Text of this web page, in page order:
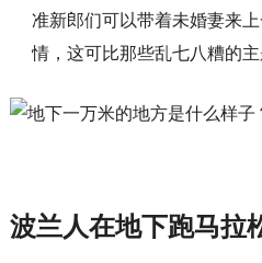
准新郎们可以带着未婚妻来
情，这可比那些乱七八糟的主
波兰人在地下跑马拉